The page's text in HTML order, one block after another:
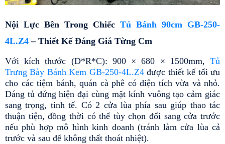
Nội Lực Bên Trong Chiếc Tủ Bánh 90cm GB-250-
4L.Z4 – Thiết Kế Đáng Giá Từng Cm
Với kích thước (D*R*C): 900 × 680 × 1500mm, Tủ
Trưng Bày Bánh Kem GB-250-4L.Z4 được thiết kế tối ưu
cho các tiệm bánh, quán cà phê có diện tích vừa và nhỏ.
Dáng tủ đứng hiện đại cùng mặt kính vuông tạo cảm giác
sang trọng, tinh tế. Có 2 cửa lùa phía sau giúp thao tác
thuận tiện, đồng thời có thể tùy chọn đổi sang cửa trước
nếu phù hợp mô hình kinh doanh (tránh làm cửa lùa cả
trước và sau để không thất thoát nhiệt).